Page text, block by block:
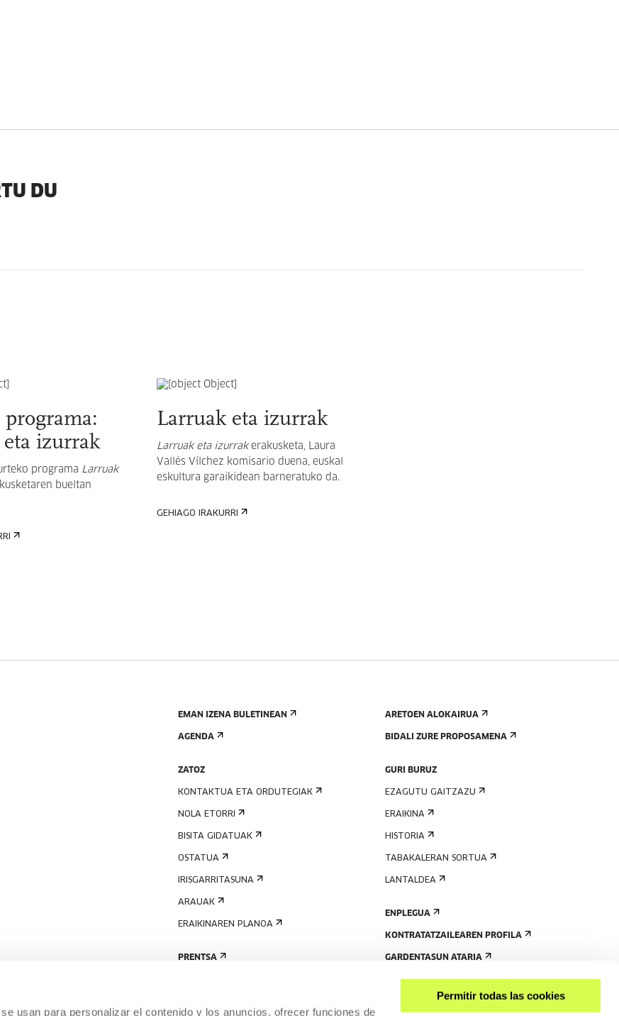
usan para personalizar el contenido y los anuncios, ofrecer funciones de
Permitir todas las cookies
DU
programa:
izurrak
programa Larruak
bueltan
Larruak eta izurrak
Larruak eta izurrak erakusketa, Laura
Vallés Vílchez komisario duena, euskal
eskultura garaikidean barneratuko da.
GEHIAGO IRAKURRI
EMAN IZENA BULETINEAN
AGENDA
ZATOZ
KONTAKTUA ETA ORDUTEGIAK
NOLA ETORRI
BISITA GIDATUAK
OSTATUA
IRISGARRITASUNA
ARAUAK
ERAIKINAREN PLANOA
PRENTSA
ARETOEN ALOKAIRUA
BIDALI ZURE PROPOSAMENA
GURI BURUZ
EZAGUTU GAITZAZU
ERAIKINA
HISTORIA
TABAKALERAN SORTUA
LANTALDEA
ENPLEGUA
KONTRATATZAILEAREN PROFILA
GARDENTASUN ATARIA